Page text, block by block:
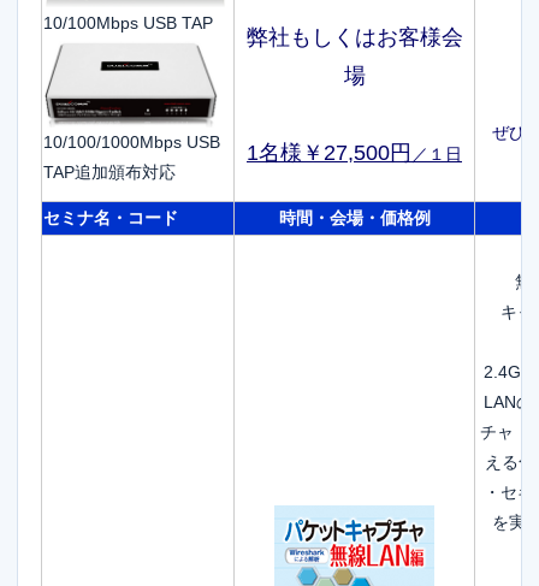
10/100Mbps USB TAP
10/100/1000Mbps USB
TAP追加頒布対応
弊社もしくはお客様会
場
1名様￥27,500円 ／１日
ぜひ
セミナ名・コード 時間・会場・価格例
無
キャ
LANの
チャ・
える
・セ
を実